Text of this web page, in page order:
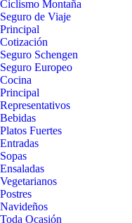
Ciclismo Montaña
Seguro de Viaje
Principal
Cotización
Seguro Schengen
Seguro Europeo
Cocina
Principal
Representativos
Bebidas
Platos Fuertes
Entradas
Sopas
Ensaladas
Vegetarianos
Postres
Navideños
Toda Ocasión